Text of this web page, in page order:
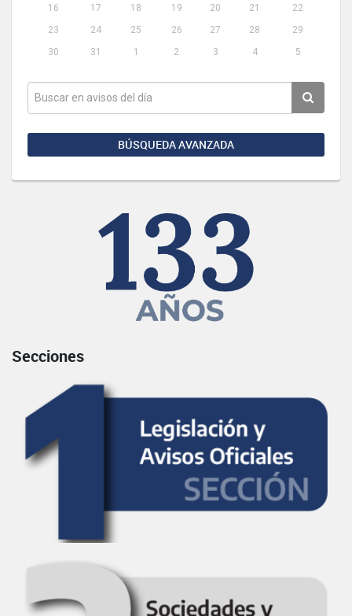
16
17 18 19 20 21
22
23
24 25 26 27 28
29
30
31 1 2 3 4 5
BÚSQUEDA AVANZADA
Secciones